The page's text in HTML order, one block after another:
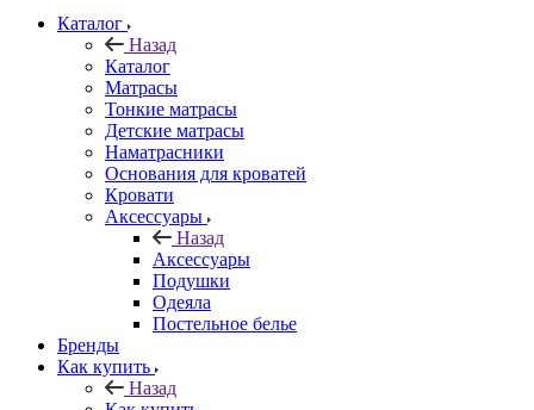
Каталог
Назад
Каталог
Матрасы
Тонкие матрасы
Детские матрасы
Наматрасники
Основания для кроватей
Кровати
Аксессуары
Назад
Аксессуары
Подушки
Одеяла
Постельное белье
Бренды
Как купить
Назад